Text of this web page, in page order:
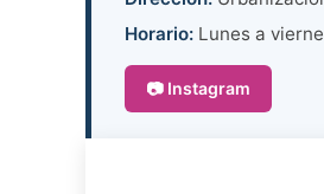
Horario: Lunes a
📷 Instagram